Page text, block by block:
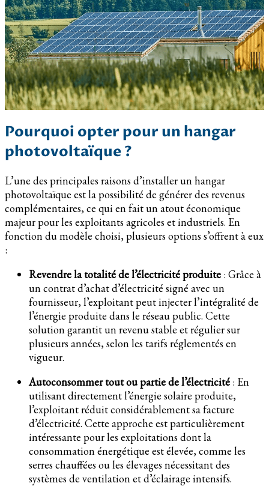
Pourquoi opter pour un hangar
photovoltaïque ?
L’une des principales raisons d’installer un hangar
photovoltaïque est la possibilité de générer des revenus
complémentaires, ce qui en fait un atout économique
majeur pour les exploitants agricoles et industriels. En
fonction du modèle choisi, plusieurs options s’offrent à eux
:
Revendre la totalité de l’électricité produite : Grâce à
un contrat d’achat d’électricité signé avec un
fournisseur, l’exploitant peut injecter l’intégralité de
l’énergie produite dans le réseau public. Cette
solution garantit un revenu stable et régulier sur
plusieurs années, selon les tarifs réglementés en
vigueur.
Autoconsommer tout ou partie de l’électricité : En
utilisant directement l’énergie solaire produite,
l’exploitant réduit considérablement sa facture
d’électricité. Cette approche est particulièrement
intéressante pour les exploitations dont la
consommation énergétique est élevée, comme les
serres chauffées ou les élevages nécessitant des
systèmes de ventilation et d’éclairage intensifs.